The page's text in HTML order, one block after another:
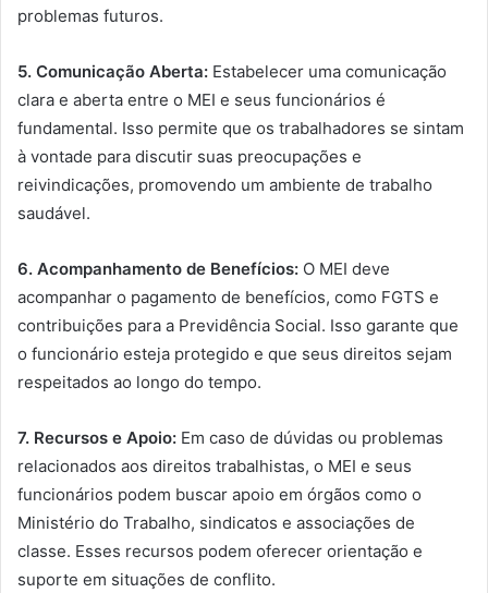
problemas futuros.
5. Comunicação Aberta: Estabelecer uma comunicação
clara e aberta entre o MEI e seus funcionários é
fundamental. Isso permite que os trabalhadores se sintam
à vontade para discutir suas preocupações e
reivindicações, promovendo um ambiente de trabalho
saudável.
6. Acompanhamento de Benefícios: O MEI deve
acompanhar o pagamento de benefícios, como FGTS e
contribuições para a Previdência Social. Isso garante que
o funcionário esteja protegido e que seus direitos sejam
respeitados ao longo do tempo.
7. Recursos e Apoio: Em caso de dúvidas ou problemas
relacionados aos direitos trabalhistas, o MEI e seus
funcionários podem buscar apoio em órgãos como o
Ministério do Trabalho, sindicatos e associações de
classe. Esses recursos podem oferecer orientação e
suporte em situações de conflito.